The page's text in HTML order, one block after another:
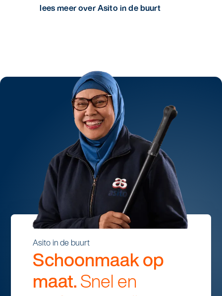
lees meer over Asito in de buurt
Asito in de buurt
Schoonmaak op
maat.Snel en